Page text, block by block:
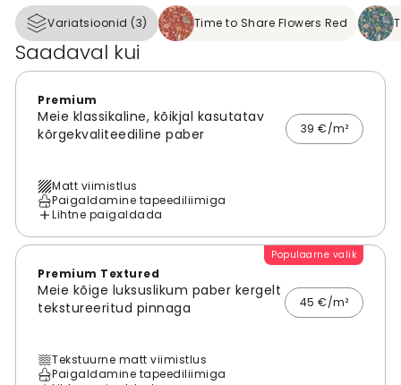
Variatsioonid (3) Time to Share Flowers Red
Saadaval kui
Premium
Meie klassikaline, kõikjal kasutatav
kõrgekvaliteediline paber
39 €/m²
Matt viimistlus
Paigaldamine tapeediliimiga
Lihtne paigaldada
Populaarne valik
Premium Textured
Meie kõige luksuslikum paber kergelt
tekstureeritud pinnaga
45 €/m²
Tekstuurne matt viimistlus
Paigaldamine tapeediliimiga